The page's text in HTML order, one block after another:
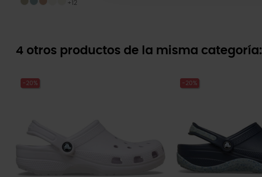
+12
4 otros productos de la misma categoría:
-20% -20%